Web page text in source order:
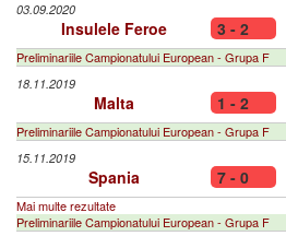
03.09.2020
Insulele Feroe 3 - 2
Preliminariile Campionatului European - Grupa F
18.11.2019
Malta 1 - 2
Preliminariile Campionatului European - Grupa F
15.11.2019
Spania 7 - 0
Mai multe rezultate
Preliminariile Campionatului European - Grupa F